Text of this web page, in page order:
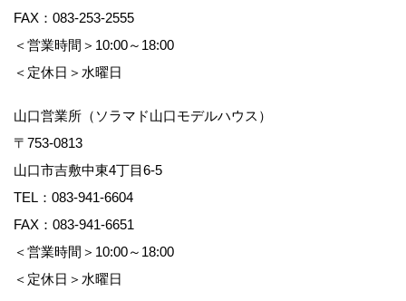
FAX：083-253-2555
＜営業時間＞10:00～18:00
＜定休日＞水曜日
山口営業所（ソラマド山口モデルハウス）
〒753-0813
山口市吉敷中東4丁目6-5
TEL： 083-941-6604
FAX：083-941-6651
＜営業時間＞10:00～18:00
＜定休日＞水曜日